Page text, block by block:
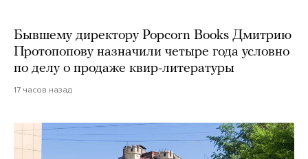
Бывшему директору Popcorn Books Дмитрию
Протопопову назначили четыре года условно
по делу о продаже квир-литературы
17 часов назад